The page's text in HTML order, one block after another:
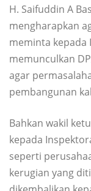
H. Saifuddin A
mengharapkan
meminta kepada
memunculkan
agar
pembangunan
Bahkan wakil
kepada
seperti
kerugian yang